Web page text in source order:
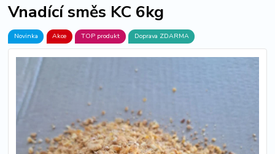
Vnadící směs KC 6kg
Novinka Akce TOP produkt Doprava ZDARMA